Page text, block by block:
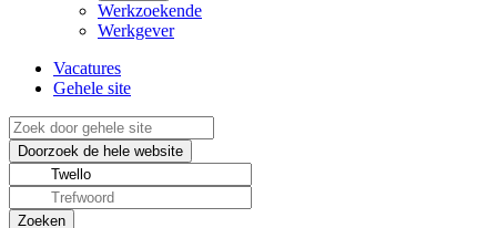
Werkzoekende
Werkgever
Vacatures
Gehele site